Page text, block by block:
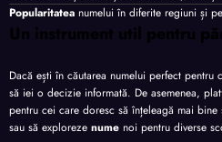
Popularitatea numelui în diferite regiuni și
Un instrument util pentru
Dacă ești în căutarea numelui perfect pentru
să iei o decizie informată. De asemenea,
pentru cei care doresc să înțeleagă mai
sau să exploreze nume noi pentru diverse